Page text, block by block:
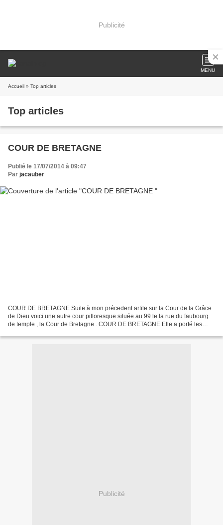
Publicité
MENU
Accueil » Top articles
Top articles
COUR DE BRETAGNE
Publié le 17/07/2014 à 09:47
Par jacauber
COUR DE BRETAGNE Suite à mon précedent artile sur la Cour de la Grâce
de Dieu voici une autre cour pittoresque située au 99 le la rue du faubourg
de temple , la Cour de Bretagne . COUR DE BRETAGNE Elle a porté les
Publicité